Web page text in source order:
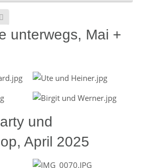
unterwegs, Mai +
und
April 2025